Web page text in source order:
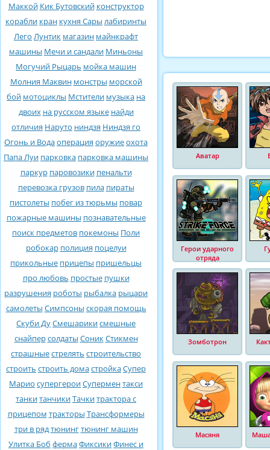
Маккой Кик Бутовский конструктор
корабли кран кухня Сары лабиринты
Лего Лунтик магазин майнкрафт
машины Мечи и сандали Миньоны
Могучий Рыцарь мойка машин
Молния Маквин монстры морской
бой мотоциклы Мстители музыка на
двоих на русском языке найди
отличия Наруто ниндзя Ниндзя го
Огонь и Водаоперация оружиеохота
Папа Луи парковка парковка машины
паркур паровозики пенальти
перевозка грузов пила пираты
пистолеты побег из тюрьмы повар
пожарные машины познавательные
поиск предметов покемоны Поли
робокар полиция поцелуи
прикольные прицепы пришельцы
про любовь простые пушки
разрушения роботы рыбалка рыцари
самолеты Симпсоны скорая помощь
Скуби ДуСмешарикисмешные
снайперсолдаты СоникСтикмен
страшныестрелять строительство
строить строить домастройкаСупер
Марио супергероиСуперментакси
танкитанчикиТачкитрактора с
прицепом тракторы Трансформеры
три в рядтюнингтюнинг машин
Улитка Боб фермаФиксикиФинес и
Аватар
Герои ударного
отряда
Зомботрон
Масяня